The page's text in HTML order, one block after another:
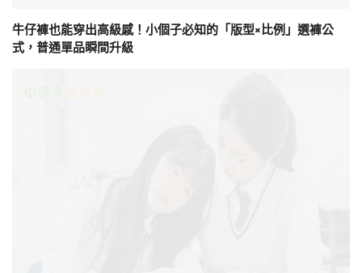
牛仔褲也能穿出高級感！小個子必知的「版型×比例」選褲公
式，普通單品瞬間升級